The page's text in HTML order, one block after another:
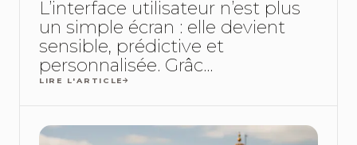
L’interface utilisateur n’est plus
un simple écran : elle devient
sensible, prédictive et
personnalisée. Grâc...
LIRE L'ARTICLE